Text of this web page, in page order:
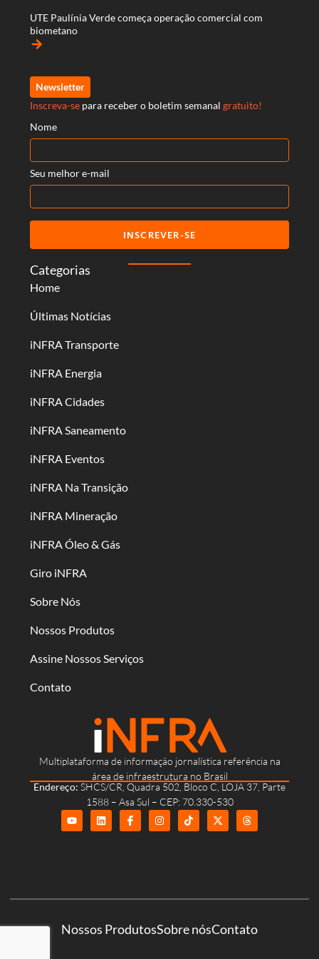
Multiplataforma de informação jornalística referência na
área de infraestrutura no Brasil
Endereço: SHCS/CR, Quadra 502, Bloco C, LOJA 37, Parte
1588 – Asa Sul – CEP: 70.330-530
Categorias
Home
Últimas Notícias
iNFRA Transporte
iNFRA Energia
iNFRA Cidades
iNFRA Saneamento
iNFRA Eventos
iNFRA Na Transição
iNFRA Mineração
iNFRA Óleo & Gás
Giro iNFRA
Sobre Nós
Nossos Produtos
Assine Nossos Serviços
Contato
UTE Paulínia Verde começa operação comercial com
biometano
arrow_forward
Newsletter
Inscreva-se para receber o boletim semanal gratuito!
Nome
Seu melhor e-mail
INSCREVER-SE
Nossos ProdutosSobre nósContato